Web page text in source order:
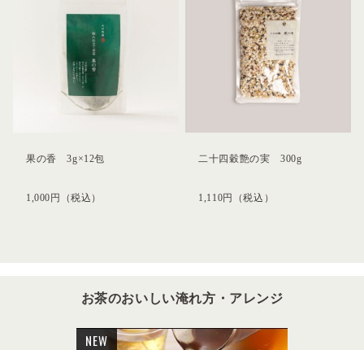
果の香 3g×12包
1,000円 （税込）
二十四穀艶の実 300g
1,110円 （税込）
お茶のおいしい淹れ方・アレンジ
NEW